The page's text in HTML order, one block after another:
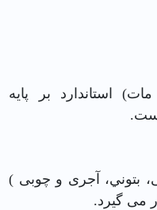
استاندارد بر پایه
بتوني، آجری و چوبی )
می گیرد.